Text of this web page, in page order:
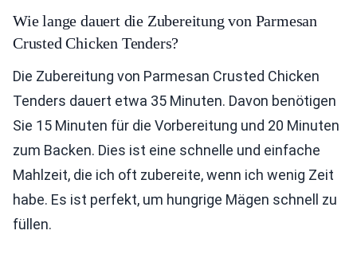
Wie lange dauert die Zubereitung von Parmesan
Crusted Chicken Tenders?
Die Zubereitung von Parmesan Crusted Chicken
Tenders dauert etwa 35 Minuten. Davon benötigen
Sie 15 Minuten für die Vorbereitung und 20 Minuten
zum Backen. Dies ist eine schnelle und einfache
Mahlzeit, die ich oft zubereite, wenn ich wenig Zeit
habe. Es ist perfekt, um hungrige Mägen schnell zu
füllen.